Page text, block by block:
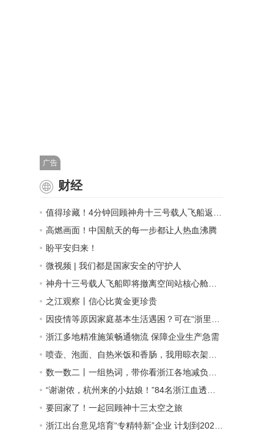
广告
财经
高燃画面！中国航天的每一步都让人热血沸腾
盼平安归来！
微视频 | 我们都是国家安全的守护人
之江观察丨信心比黄金更珍贵
浙江多地精准施策畅通物流 保障企业生产急需
要回家了！一起回顾神十三太空之旅